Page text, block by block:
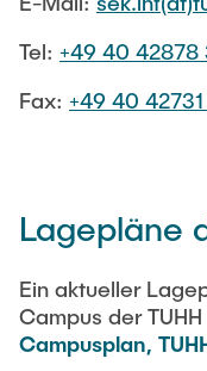
Sarah Klass
Philip Riege
Georg Frederik
Marvin Ruppik
Jan-Joshua Schmitt
Ausstattung des
Messtechnik
Aufbautechnologien
Tel: +49 40 42878
Fax: +49 40
Lagepläne
Ein aktueller
Campus der
Campusplan,